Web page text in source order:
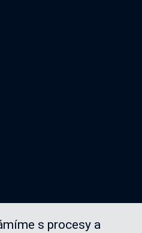
s procesy a